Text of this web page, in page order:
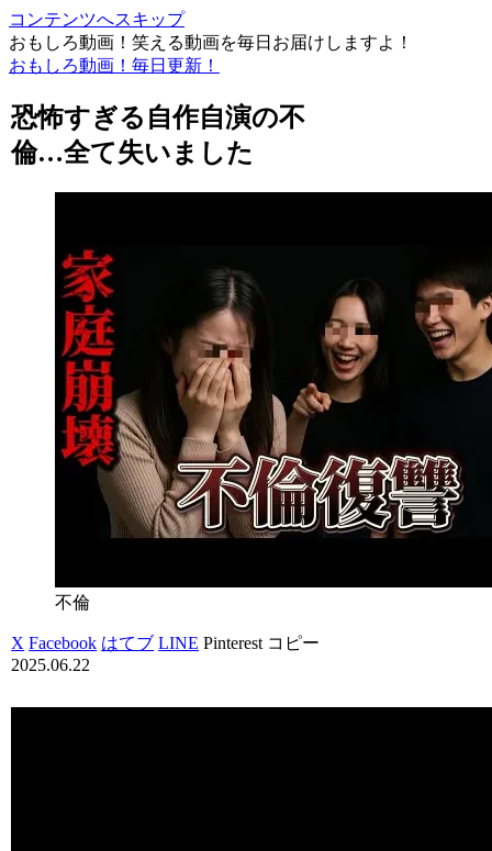
コンテンツへスキップ
おもしろ動画！笑える動画を毎日お届けしますよ！
おもしろ動画！毎日更新！
恐怖すぎる自作自演の不
倫…全て失いました
不倫
X Facebook はてブ LINE Pinterest コピー
2025.06.22